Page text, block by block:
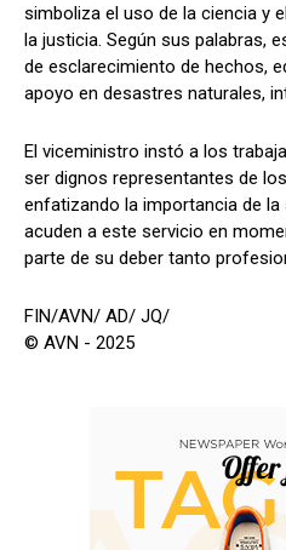
simboliza el uso de la ciencia y
la justicia. Según sus palabras,
de esclarecimiento de hechos,
apoyo en desastres naturales,
El viceministro instó a los
ser dignos representantes de
enfatizando la importancia de la
acuden a este servicio en
parte de su deber tanto
FIN/AVN/ AD/ JQ/
© AVN - 2025